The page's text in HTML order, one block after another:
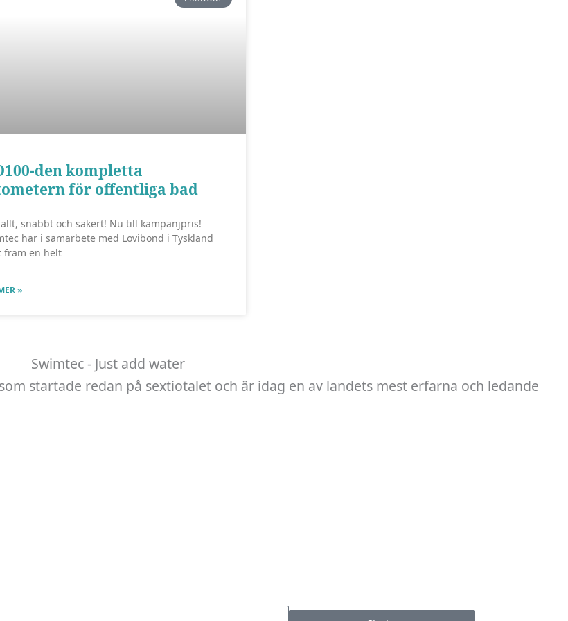
den kompletta
för offentliga bad
snabbt och säkert! Nu till kampanjpris!
har i samarbete med Lovibond i Tyskland
fram en helt
»
startade redan på sextiotalet och är idag en av landets mest erfarna och ledande